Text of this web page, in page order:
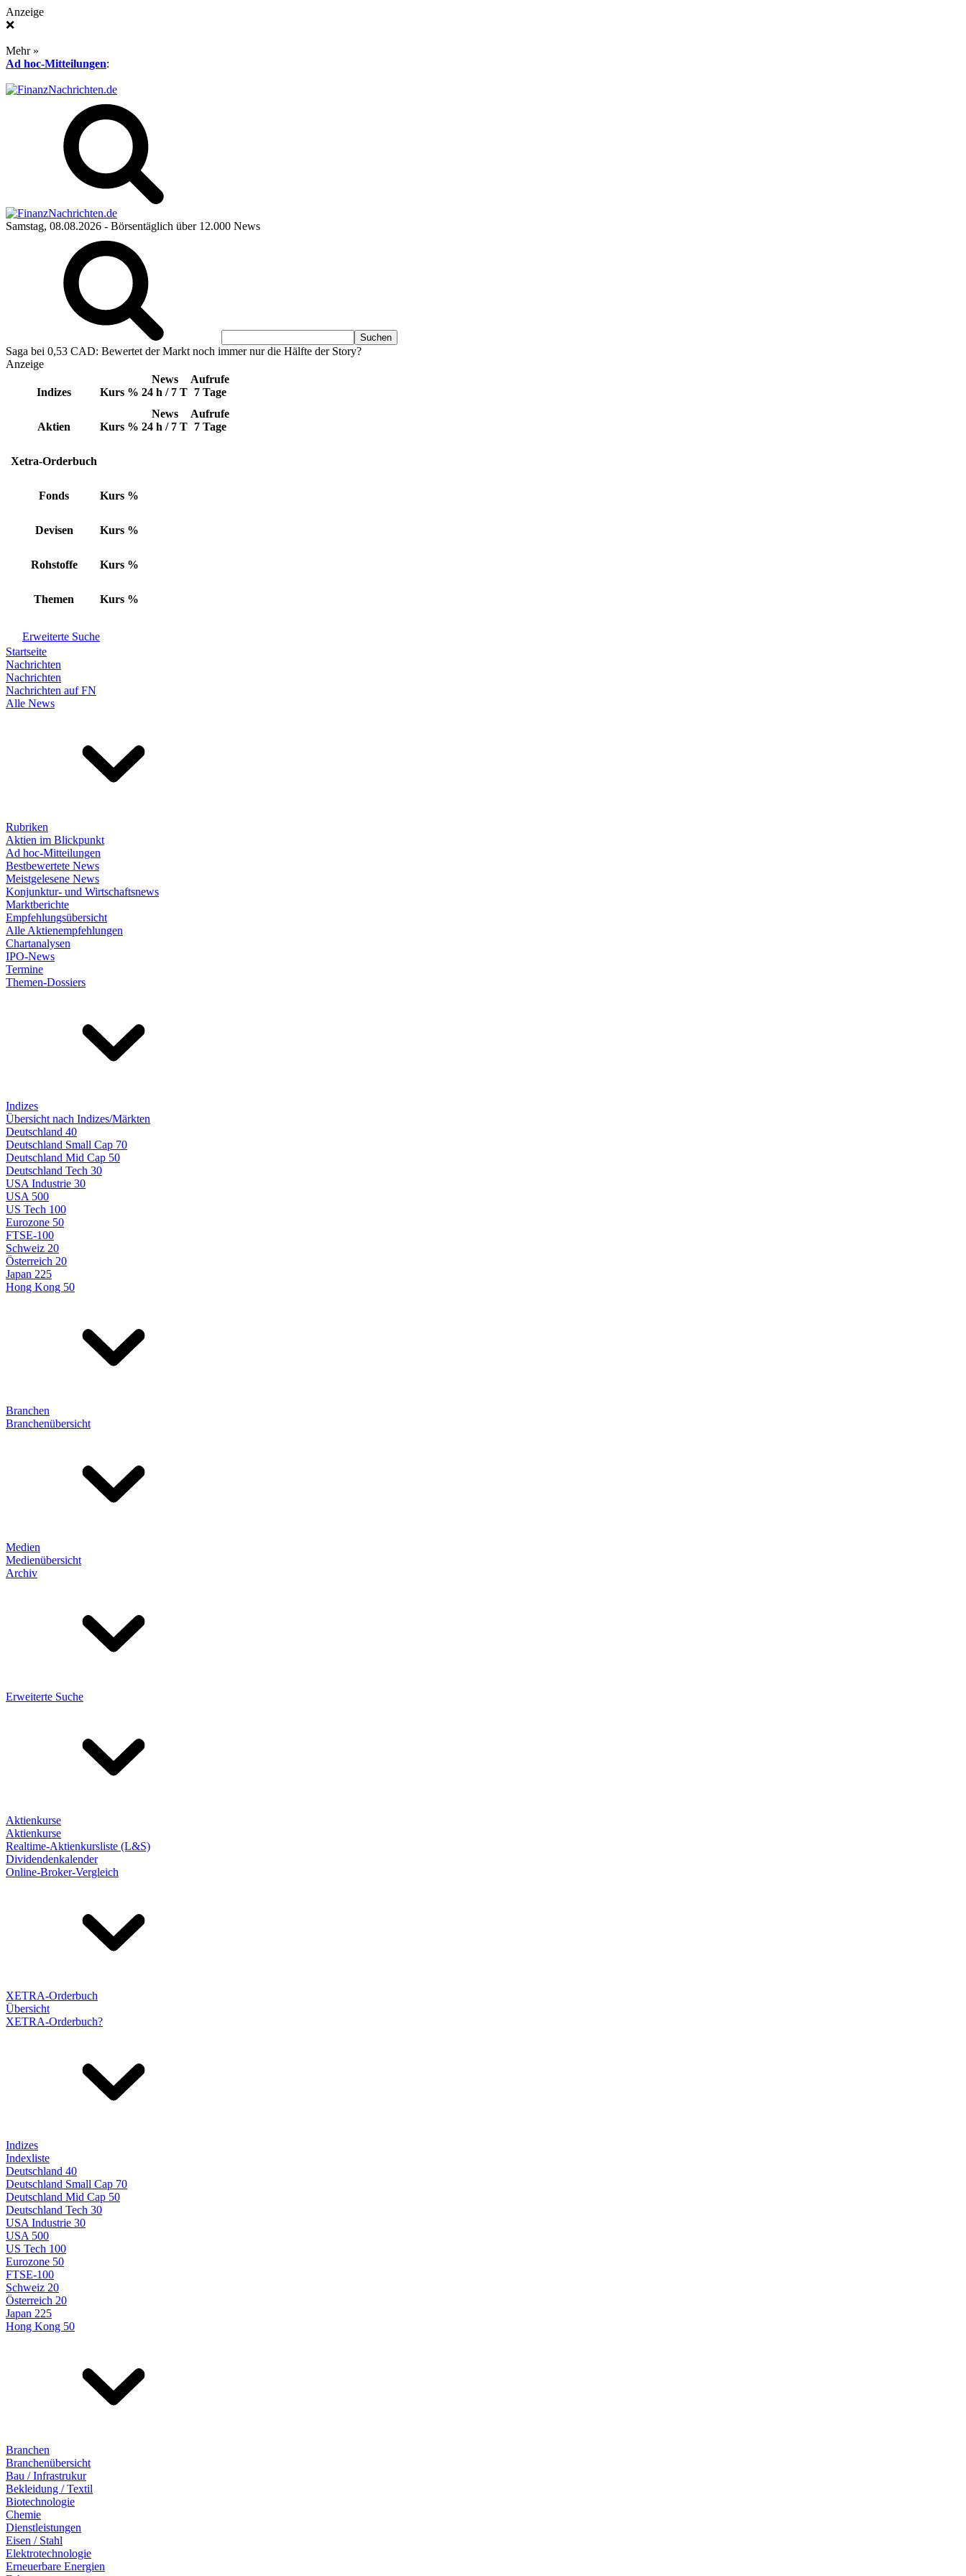
Anzeige
❌
Mehr »
Ad hoc-Mitteilungen:
Samstag, 08.08.2026 - Börsentäglich über 12.000 News
Saga bei 0,53 CAD: Bewertet der Markt noch immer nur die Hälfte der Story?
Anzeige
Indizes Kurs %
News
24 h / 7 T
Aufrufe
7 Tage
Aktien Kurs %
News
24 h / 7 T
Aufrufe
7 Tage
Xetra-Orderbuch
Fonds Kurs %
Devisen Kurs %
Rohstoffe Kurs %
Themen Kurs %
Erweiterte Suche
Startseite
Nachrichten
Nachrichten
Nachrichten auf FN
Alle News
Rubriken
Aktien im Blickpunkt
Ad hoc-Mitteilungen
Bestbewertete News
Meistgelesene News
Konjunktur- und Wirtschaftsnews
Marktberichte
Empfehlungsübersicht
Alle Aktienempfehlungen
Chartanalysen
IPO-News
Termine
Themen-Dossiers
Indizes
Übersicht nach Indizes/Märkten
Deutschland 40
Deutschland Small Cap 70
Deutschland Mid Cap 50
Deutschland Tech 30
USA Industrie 30
USA 500
US Tech 100
Eurozone 50
FTSE-100
Schweiz 20
Österreich 20
Japan 225
Hong Kong 50
Branchen
Branchenübersicht
Medien
Medienübersicht
Archiv
Erweiterte Suche
Aktienkurse
Aktienkurse
Realtime-Aktienkursliste (L&S)
Dividendenkalender
Online-Broker-Vergleich
XETRA-Orderbuch
Übersicht
XETRA-Orderbuch?
Indizes
Indexliste
Deutschland 40
Deutschland Small Cap 70
Deutschland Mid Cap 50
Deutschland Tech 30
USA Industrie 30
USA 500
US Tech 100
Eurozone 50
FTSE-100
Schweiz 20
Österreich 20
Japan 225
Hong Kong 50
Branchen
Branchenübersicht
Bau / Infrastrukur
Bekleidung / Textil
Biotechnologie
Chemie
Dienstleistungen
Eisen / Stahl
Elektrotechnologie
Erneuerbare Energien